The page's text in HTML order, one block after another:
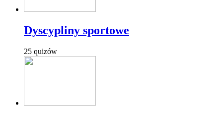
Dyscypliny sportowe
25 quizów